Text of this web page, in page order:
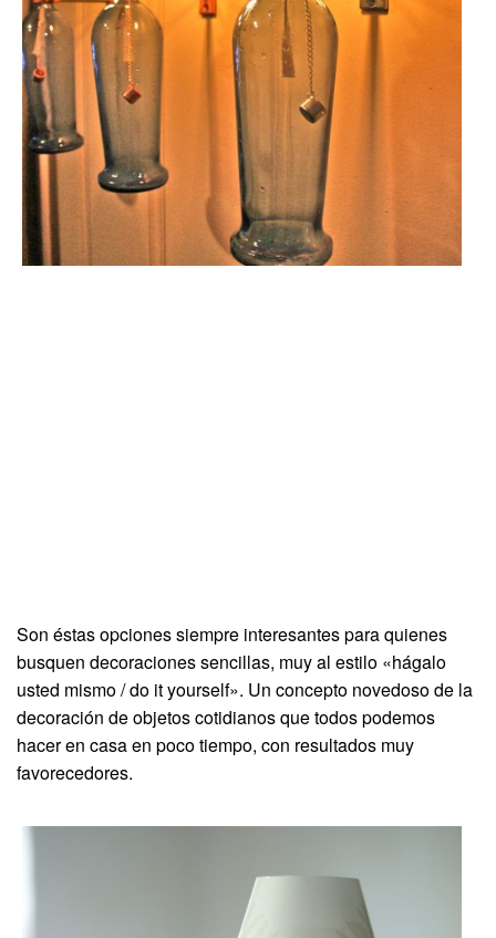
Son éstas opciones siempre interesantes para quienes
busquen decoraciones sencillas, muy al estilo «hágalo
usted mismo / do it yourself». Un concepto novedoso de la
decoración de objetos cotidianos que todos podemos
hacer en casa en poco tiempo, con resultados muy
favorecedores.